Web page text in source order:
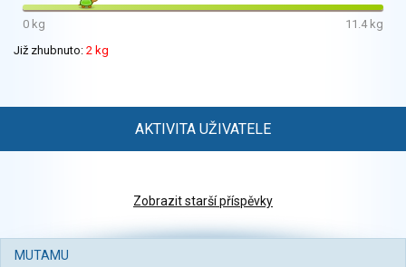
0 kg
11.4 kg
Již zhubnuto: 2 kg
AKTIVITA UŽIVATELE
Zobrazit starší příspěvky
MUTAMU